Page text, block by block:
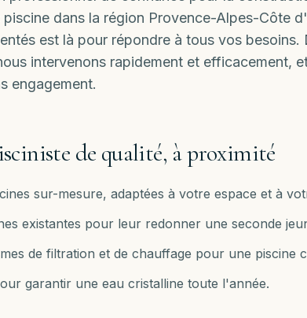
dans la région Provence-Alpes-Côte
est là pour répondre à tous vos besoins.
intervenons rapidement et efficacement,
engagement.
de qualité, à proximité
sur-mesure, adaptées à votre espace et à
existantes pour leur redonner une seconde
de filtration et de chauffage pour une piscine
garantir une eau cristalline toute l'année.